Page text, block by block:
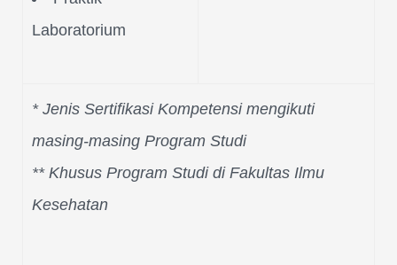
Laboratorium
* Jenis Sertifikasi Kompetensi mengikuti
masing-masing Program Studi
** Khusus Program Studi di Fakultas Ilmu
Kesehatan